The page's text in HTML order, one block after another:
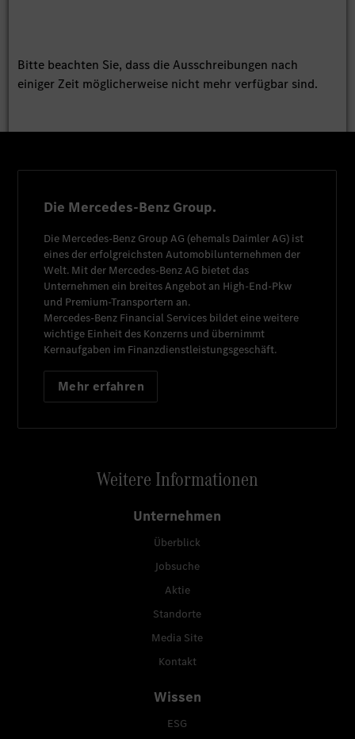
Bitte beachten Sie, dass die Ausschreibungen nach
einiger Zeit möglicherweise nicht mehr verfügbar sind.
Die Mercedes-Benz Group.
Die Mercedes-Benz Group AG (ehemals Daimler AG) ist
eines der erfolgreichsten Automobilunternehmen der
Welt. Mit der Mercedes-Benz AG bietet das
Unternehmen ein breites Angebot an High-End-Pkw
und Premium-Transportern an.
Mercedes-Benz Financial Services bildet eine weitere
wichtige Einheit des Konzerns und übernimmt
Kernaufgaben im Finanzdienstleistungsgeschäft.
Mehr erfahren
Weitere Informationen
Unternehmen
Überblick
Jobsuche
Aktie
Standorte
Media Site
Kontakt
Wissen
ESG